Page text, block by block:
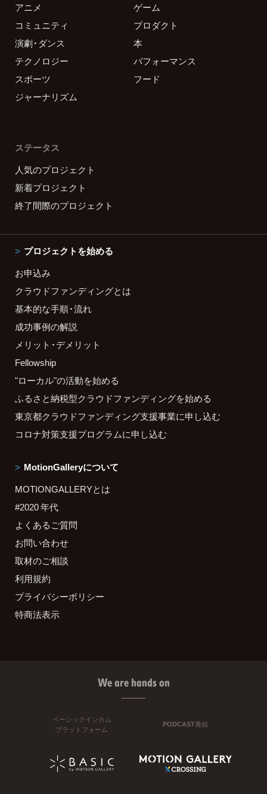
アニメ
ゲーム
コミュニティ
プロダクト
演劇・ダンス
本
テクノロジー
パフォーマンス
スポーツ
フード
ジャーナリズム
ステータス
人気のプロジェクト
新着プロジェクト
終了間際のプロジェクト
プロジェクトを始める
お申込み
クラウドファンディングとは
基本的な手順・流れ
成功事例の解説
メリット・デメリット
Fellowship
"ローカル"の活動を始める
ふるさと納税型クラウドファンディングを始める
東京都クラウドファンディング支援事業に申し込む
コロナ対策支援プログラムに申し込む
MotionGalleryについて
MOTIONGALLERYとは
#2020 年代
よくあるご質問
お問い合わせ
取材のご相談
利用規約
プライバシーポリシー
特商法表示
We are hands on
ベーシックインカム
プラットフォーム
PODCAST番組